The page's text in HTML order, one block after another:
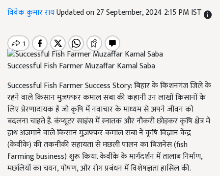
विवेक कुमार रायUpdated on 27 September, 2024 2:15 PM IST
Successful Fish Farmer Muzaffar Kamal Saba
Successful Fish Farmer Success Story: बिहार के किशनगंज जिले के
रहने वाले किसान मुज़फ्फर कमाल सबा की कहानी उन लाखों किसानों के
लिए प्रेरणादायक है जो कृषि में नवाचार के माध्यम से अपने जीवन को
बदलना चाहते हैं. कंप्यूटर साइंस में स्नातक और नौकरी छोड़कर कृषि क्षेत्र में
हाथ अजमाने वाले किसान मुज़फ्फर कमाल सबा ने कृषि विज्ञान केंद्र
(केवीके) की तकनीकी सहायता से मछली पालन का बिजनेस (fish
farming business) शुरू किया. केवीके के मार्गदर्शन में तालाब निर्माण,
मछलियों का चयन, पोषण, और रोग प्रबंधन में विशेषज्ञता हासिल की.